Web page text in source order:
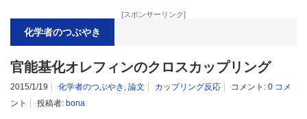
[スポンサーリンク]
化学者のつぶやき
官能基化オレフィンのクロスカップリング
2015/1/19 化学者のつぶやき , 論文 カップリング反応 コメント: 0 コメ
ント
投稿者: bona